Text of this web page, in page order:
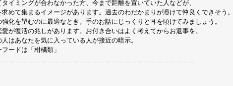
タイミングが合わなかった方、今まで距離を置いていた人などが、
求めて集まるイメージがあります。過去のわだかまりが溶けて仲良くできそう。
強化を望むのに最適なとき。手のお話にじっくりと耳を傾けてみましょう。
愛が復活の兆しがあります。お付き合いはよく考えてからお返事を。
人はあなたを気に入っている人が接近の暗示。
フードは「柑橘類」